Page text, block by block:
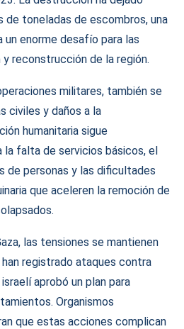
de toneladas de escombros, una
enorme desafío para las
reconstrucción de la región.
militares, también se
civiles y daños a la
humanitaria sigue
la falta de servicios básicos, el
de personas y las dificultades
que aceleren la remoción de
las tensiones se mantienen
han registrado ataques contra
aprobó un plan para
Organismos
que estas acciones complican